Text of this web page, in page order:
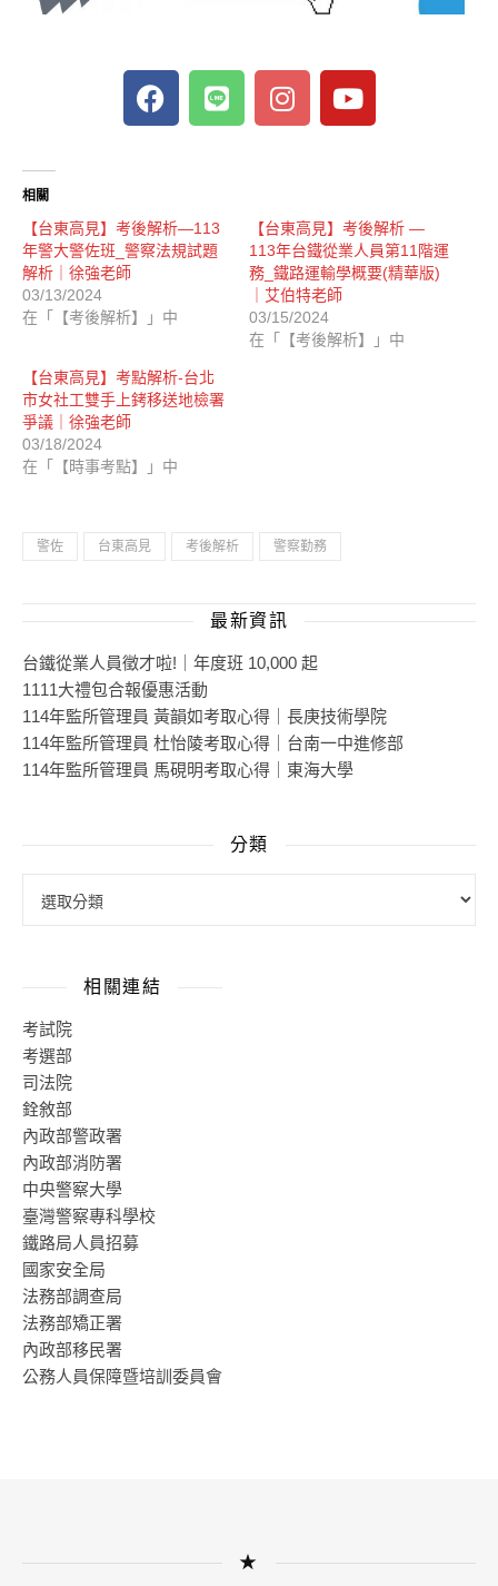
相關
【台東高見】考後解析—113
年警大警佐班_警察法規試題
解析｜徐強老師
03/13/2024
在「【考後解析】」中
【台東高見】考後解析 —
113年台鐵從業人員第11階運
務_鐵路運輸學概要(精華版)
｜艾伯特老師
03/15/2024
在「【考後解析】」中
【台東高見】考點解析-台北
市女社工雙手上銬移送地檢署
爭議｜徐強老師
03/18/2024
在「【時事考點】」中
警佐 台東高見 考後解析 警察勤務
最新資訊
台鐵從業人員徵才啦!｜年度班 10,000 起
1111大禮包合報優惠活動
114年監所管理員 黃韻如考取心得｜長庚技術學院
114年監所管理員 杜怡陵考取心得｜台南一中進修部
114年監所管理員 馬硯明考取心得｜東海大學
分類
相關連結
考試院
考選部
司法院
銓敘部
內政部警政署
內政部消防署
中央警察大學
臺灣警察專科學校
鐵路局人員招募
國家安全局
法務部調查局
法務部矯正署
內政部移民署
公務人員保障暨培訓委員會
★